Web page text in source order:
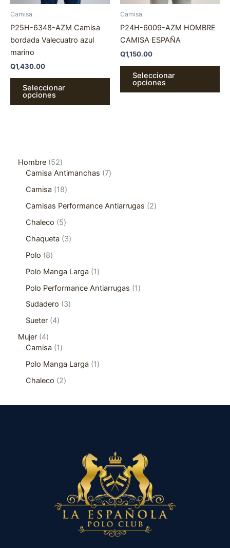
Camisa
P25H-6348-AZM Camisa
bordada Valecuatro azul
marino
Q1,430.00
Seleccionar
opciones
página
producto
Camisa
P24H-6009-AZM HOMBRE
CAMISA ESPAÑA
Q1,150.00
Seleccionar
opciones
Hombre 52
Camisa Antimanchas
7
Camisa
18
Camisas Performance Antiarrugas
2
Chaleco
5
Chaqueta
3
Polo
8
Polo Manga Larga
1
Polo Performance Antiarrugas
1
Sudadero
3
Sueter 4
Mujer 4
Camisa
1
Polo Manga Larga
1
Chaleco
2